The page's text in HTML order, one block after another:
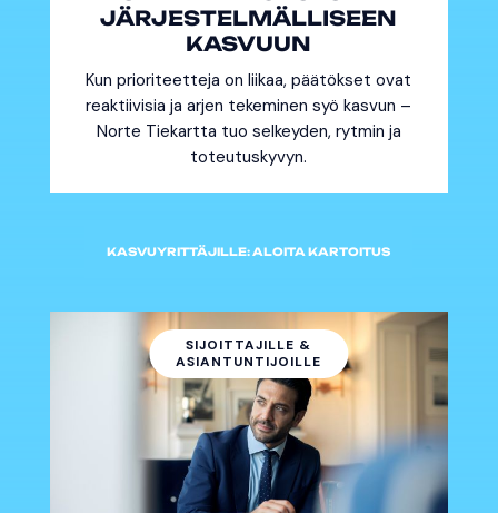
JÄRJESTELMÄLLISEEN
KASVUUN
Kun prioriteetteja on liikaa, päätökset ovat
reaktiivisia ja arjen tekeminen syö kasvun –
Norte Tiekartta tuo selkeyden, rytmin ja
toteutuskyvyn.
KASVUYRITTÄJILLE: ALOITA KARTOITUS
SIJOITTAJILLE &
ASIANTUNTIJOILLE